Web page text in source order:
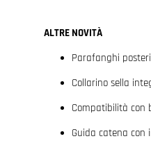
ALTRE NOVITÀ
Parafanghi
Collarino sella
Compatibilità con
Guida catena con